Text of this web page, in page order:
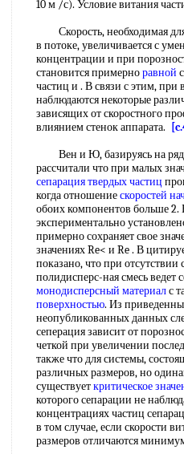
10 м /с). Условие витания
Скорость, необходимая
в потоке, увеличивается с
концентрации и при
становится примерноравной
частиц и . В связи с этим, при
наблюдаются некоторые
зависящих от скоростного
влиянием стенок аппарата.
Вен и Ю, базируясь на
рассчитали что при малых
сепарация твердых частиц
когда отношениескоростей
обоих компонентов больше 2.
экспериментально
примерно сохраняет свое
значениях Re< и Re . В
показано, что при отсутствии
полидисперс-ная смесь ведет
монодисперсный материалс
поверхностью. Из
неопубликованных данных
сеперация зависит от
четкой при увеличении
также что для системы,
различных размеров, но
существуеткритическое
которого сепарации не
концентрациях частиц
в том случае, если скорости
размеров отличаются